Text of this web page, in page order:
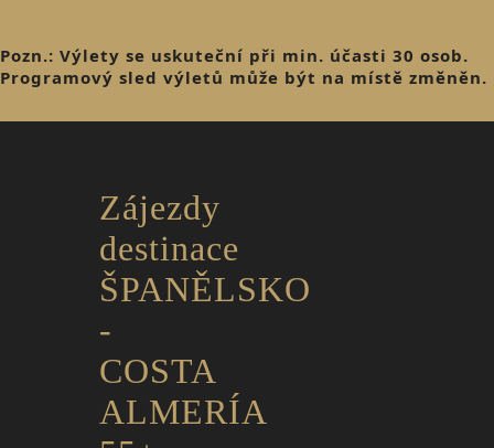
Pozn.: Výlety se uskuteční při min. účasti 30 osob.
Programový sled výletů může být na místě změněn.
Zájezdy
destinace
ŠPANĚLSKO
-
COSTA
ALMERÍA